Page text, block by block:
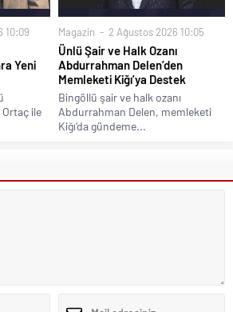
10:09
Yeni
ile
Magazin 2 Ağustos 2026 10:05
Ünlü Şair ve Halk Ozanı
Abdurrahman Delen’den
Memleketi Kiğı’ya Destek
Bingöllü şair ve halk ozanı
Abdurrahman Delen, memleketi
Kiğı’da gündeme...